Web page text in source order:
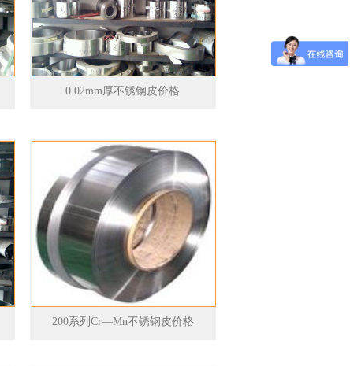
0.02mm厚不锈钢皮价格
200系列Cr—Mn不锈钢皮价格